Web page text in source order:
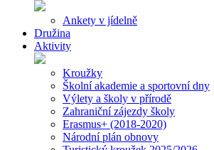
Ankety v jídelně
Družina
Aktivity
Kroužky
Školní akademie a sportovní dny
Výlety a školy v přírodě
Zahraniční zájezdy školy
Erasmus+ (2018-2020)
Národní plán obnovy